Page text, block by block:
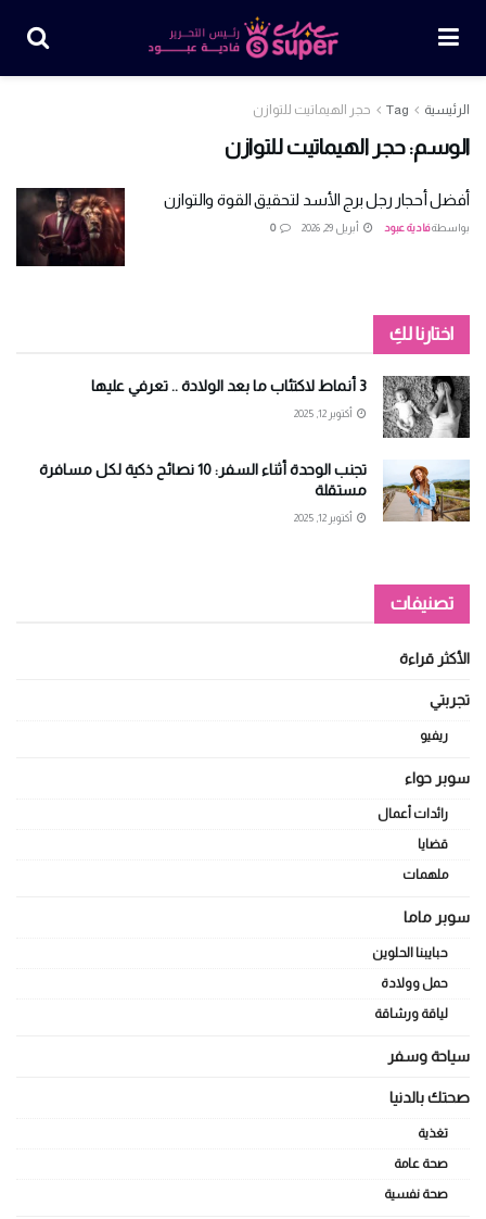
الرئيسية Tag حجر الهيماتيت للتوازن
الوسم:حجر الهيماتيت للتوازن
أفضل أحجار رجل برج الأسد لتحقيق القوة والتوازن
بواسطةفادية عبود أبريل 29, 2026 0
اختارنا لكِ
3 أنماط لاكتئاب ما بعد الولادة .. تعرفي عليها
أكتوبر 12, 2025
تجنب الوحدة أثناء السفر: 10 نصائح ذكية لكل مسافرة
مستقلة
أكتوبر 12, 2025
تصنيفات
الأكثر قراءة
تجربتي
ريفيو
سوبر حواء
رائدات أعمال
قضايا
ملهمات
سوبر ماما
حبايبنا الحلوين
حمل وولادة
لياقة ورشاقة
سياحة وسفر
صحتك بالدنيا
تغذية
صحة عامة
صحة نفسية